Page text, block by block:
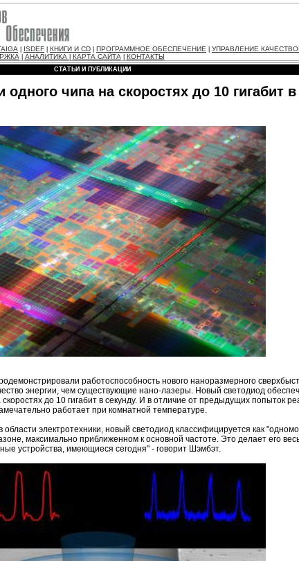
ISDEF КНИГИ И CD ПРОГРАММНОЕ ОБЕСПЕЧЕНИЕ УПРАВЛЕНИЕ
| АНАЛИТИКА КАРТА САЙТА| КОНТАКТЫ
СТАТЬИ И ПУБЛИКАЦИИ
чипа на скоростях до 10 гигабит в
работоспособность нового наноразмерного
энергии, чем существующие нано-лазеры. Новый светодиод
до 10 гигабит в секунду. И в отличие от предыдущих попыток
работает при комнатной температуре.
электротехники, новый светодиод классифицируется как
максимально приближенном к основной частоте. Это делает его
устройства, имеющиеся сегодня" - говорит Шэмбэт.